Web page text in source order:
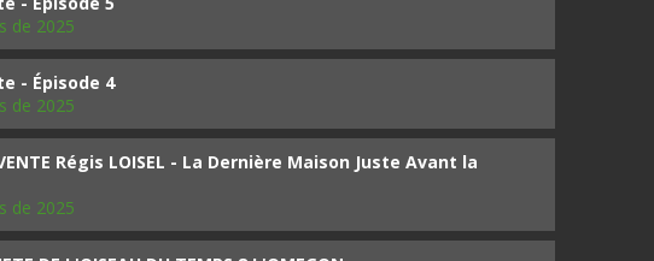
de 2025
- Épisode 4
de 2025
Régis LOISEL - La Dernière Maison Juste Avant la
de 2025